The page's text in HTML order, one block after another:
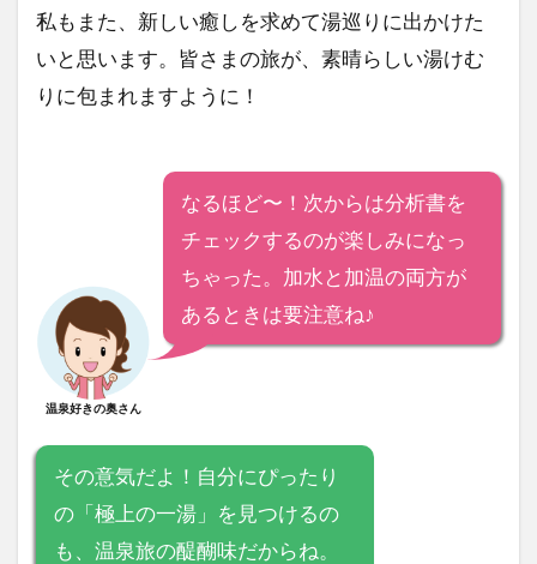
私もまた、新しい癒しを求めて湯巡りに出かけた
いと思います。皆さまの旅が、素晴らしい湯けむ
りに包まれますように！
温泉好きの奥さん
なるほど〜！次からは分析書を
チェックするのが楽しみになっ
ちゃった。加水と加温の両方が
あるときは要注意ね♪
その意気だよ！自分にぴったり
の「極上の一湯」を見つけるの
も、温泉旅の醍醐味だからね。